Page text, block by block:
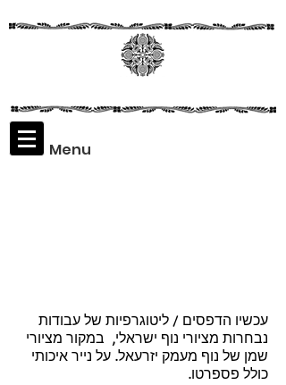
Menu
עכשיו הדפסים / ליטוגרפיות של עבודות
נבחרות מציורי נוף ישראלי, במקור מציורי
שמן של נוף מעמק יזרעאל. על נייר איכותי
כולל פספרטו.